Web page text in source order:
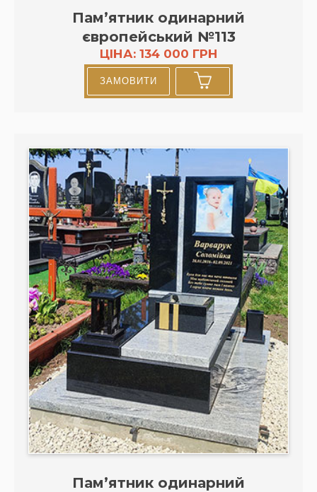
Пам’ятник одинарний
європейський №113
ЦІНА: 134 000 ГРН
ЗАМОВИТИ
Пам’ятник одинарний